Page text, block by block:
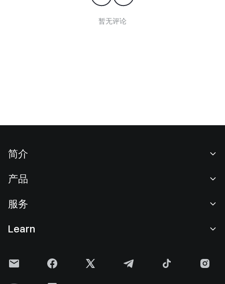
暂无评论
简介
新闻中心
产品
现货交易
理财中心
服务
Learn
Gate 快讯